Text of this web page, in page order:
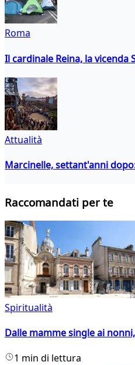
Roma
Il cardinale Reina, la vicenda
Attualità
Marcinelle, settant'anni
Raccomandati per te
Spiritualità
Dalle mamme single ai
1 min di lettura